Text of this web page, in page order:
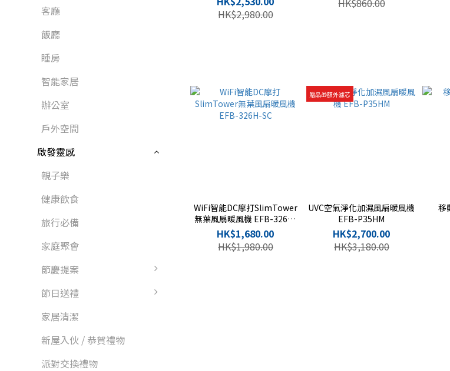
客廳
飯廳
睡房
智能家居
辦公室
戶外空間
啟發靈感
親子樂
健康飲食
旅行必備
家庭聚會
節慶提案
節日送禮
家居清潔
新屋入伙 / 恭賀禮物
派對交換禮物
HK$2,980.00
HK$860.00
WiFi智能DC摩打SlimTower
無葉風扇暖風機 EFB-326H-
SC
HK$1,680.00
HK$1,980.00
贈品🎁額外濾芯
UVC空氣淨化加濕風扇暖風機
EFB-P35HM
HK$2,700.00
HK$3,180.00
移